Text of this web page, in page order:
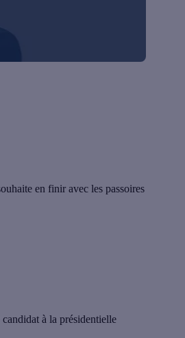
en finir avec les passoires
à la présidentielle